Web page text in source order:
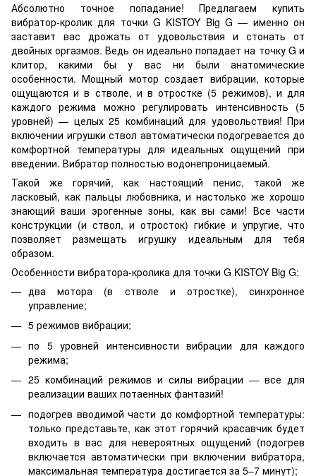
Абсолютно точное попадание! Предлагаем купить
вибратор-кролик для точки G KISTOY Big G — именно он
заставит вас дрожать от удовольствия и стонать от
двойных оргазмов. Ведь он идеально попадает на точку G и
клитор, какими бы у вас ни были анатомические
особенности. Мощный мотор создает вибрации, которые
ощущаются и в стволе, и в отростке (5 режимов), и для
каждого режима можно регулировать интенсивность (5
уровней) — целых 25 комбинаций для удовольствия! При
включении игрушки ствол автоматически подогревается до
комфортной температуры для идеальных ощущений при
введении. Вибратор полностью водонепроницаемый.
Такой же горячий, как настоящий пенис, такой же
ласковый, как пальцы любовника, и настолько же хорошо
знающий ваши эрогенные зоны, как вы сами! Все части
конструкции (и ствол, и отросток) гибкие и упругие, что
позволяет размещать игрушку идеальным для тебя
образом.
Особенности вибратора-кролика для точки G KISTOY Big G:
два мотора (в стволе и отростке), синхронное
управление;
5 режимов вибрации;
по 5 уровней интенсивности вибрации для каждого
режима;
25 комбинаций режимов и силы вибрации — все для
реализации ваших потаенных фантазий!
подогрев вводимой части до комфортной температуры:
только представьте, как этот горячий красавчик будет
входить в вас для невероятных ощущений (подогрев
включается автоматически при включении вибратора,
максимальная температура достигается за 5–7 минут);